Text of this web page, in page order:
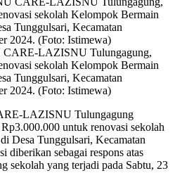
CARE-LAZISNU Tulungagung,
sekolah Kelompok Bermain
Tunggulsari, Kecamatan
2024. (Foto: Istimewa)
LAZISNU Tulungagung
untuk renovasi sekolah
Desa Tunggulsari, Kecamatan
diberikan sebagai respons atas
sekolah yang terjadi pada Sabtu, 23